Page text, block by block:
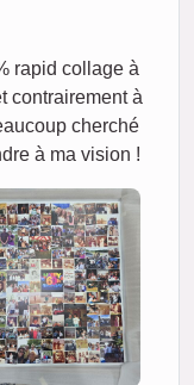
rapid collage à
contrairement à
cherché
à ma vision !